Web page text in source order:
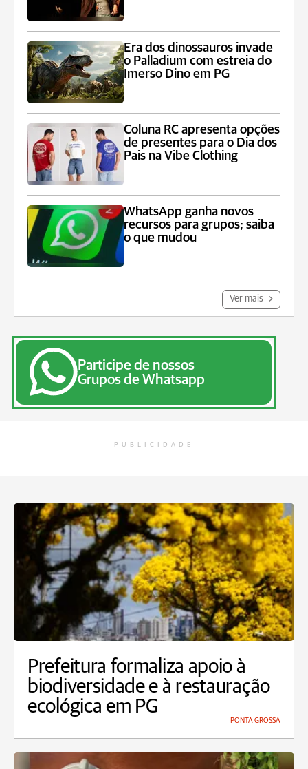
Era dos dinossauros invade
o Palladium com estreia do
Imerso Dino em PG
Coluna RC apresenta opções
de presentes para o Dia dos
Pais na Vibe Clothing
WhatsApp ganha novos
recursos para grupos; saiba
o que mudou
Ver mais
Participe de nossos
Grupos de Whatsapp
PUBLICIDADE
Prefeitura formaliza apoio à
biodiversidade e à restauração
ecológica em PG
PONTA GROSSA